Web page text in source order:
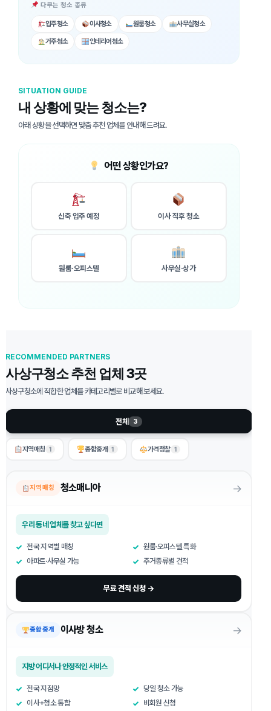
다루는 청소 종류
입주청소 이사청소 원룸청소 사무실청소
거주청소 인테리어청소
SITUATION GUIDE
내 상황에 맞는 청소는?
아래 상황을 선택하면 맞춤 추천 업체를 안내해 드려요.
어떤 상황인가요?
신축 입주 예정 이사 직후 청소
원룸·오피스텔 사무실·상가
RECOMMENDED PARTNERS
사상구청소 추천 업체 3곳
사상구청소에 적합한 업체를 카테고리별로 비교해 보세요.
전체 3
지역매칭 1 종합중개 1 가격정찰 1
지역 매칭 청소매니아 →
우리 동네 업체를 찾고 싶다면
전국 지역별 매칭
원룸·오피스텔 특화
아파트·사무실 가능
주거종류별 견적
무료 견적 신청 →
종합 중개 이사방 청소 →
지방 어디서나 안정적인 서비스
전국 지점망
당일 청소 가능
이사+청소 통합
비회원 신청